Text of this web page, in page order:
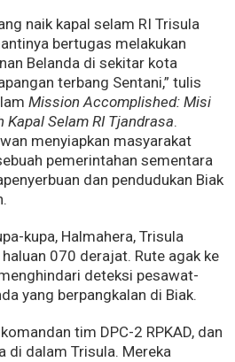
naik kapal selam RI Trisula
bertugas melakukan
Belanda di sekitar kota
terbang Sentani,” tulis
Mission Accomplished: Misi
Selam RI Tjandrasa.
menyiapkan masyarakat
pemerintahan sementara
dan pendudukan Biak
kupa, Halmahera, Trisula
070 derajat. Rute agak ke
deteksi pesawat-
yang berpangkalan di Biak.
tim DPC-2 RPKAD, dan
di dalam Trisula. Mereka